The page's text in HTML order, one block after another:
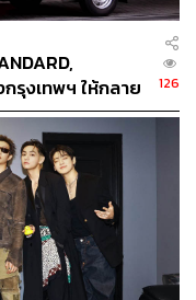
รุงเทพฯ ให้กลาย
126